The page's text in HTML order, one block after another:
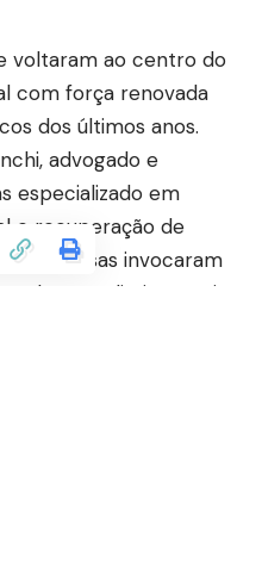
voltaram ao centro do
com força renovada
dos últimos anos.
advogado e
especializado em
e recuperação de
empresas invocaram
seus limites reais,